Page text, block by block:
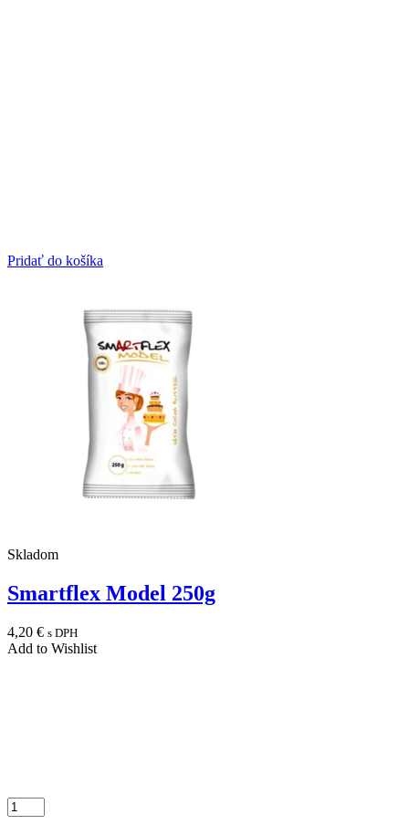
Pridať do košíka
Skladom
Smartflex Model 250g
4,20 € s DPH
Add to Wishlist